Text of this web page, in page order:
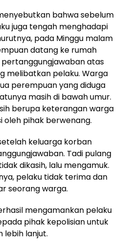
bahwa sebelum
juga tengah menghadapi
pada Minggu malam
datang ke rumah
atas
melibatkan pelaku. Warga
perempuan yang diduga
masih di bawah umur.
berupa keterangan warga
oleh pihak berwenang.
keluarga korban
Tadi pulang
dikasih, lalu mengamuk.
pelaku tidak terima dan
seorang warga.
mengamankan pelaku
pihak kepolisian untuk
lebih lanjut.